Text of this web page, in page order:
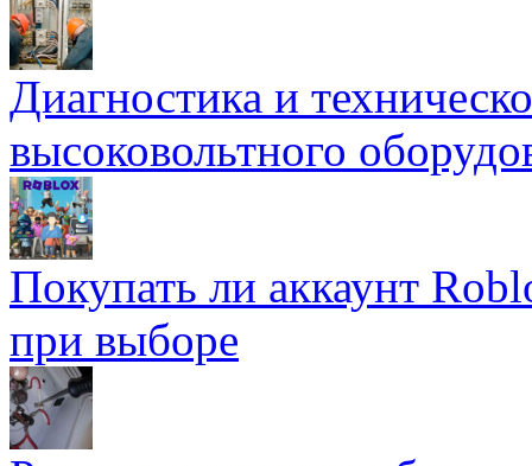
Диагностика и
высоковольтного
Покупать ли аккаунт
при выборе